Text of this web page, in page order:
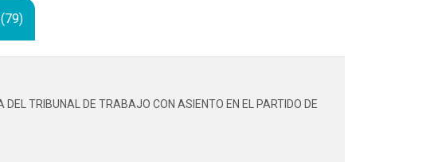
TRIBUNAL DE TRABAJO CON ASIENTO EN EL PARTIDO DE